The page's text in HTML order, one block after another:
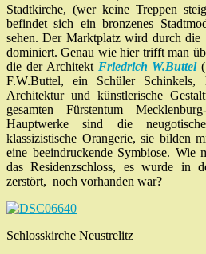
Stadtkirche, (wer keine Treppen
befindet sich ein bronzenes
sehen. Der Marktplatz wird durch die
dominiert. Genau wie hier trifft man
die der Architekt Friedrich W.Buttel
F.W.Buttel, ein Schüler
Architektur und künstlerische
gesamten Fürstentum
Hauptwerke sind die
klassizistische Orangerie, sie bilden
eine beeindruckende Symbiose. Wie
das Residenzschloss, es wurde in
zerstört, noch vorhanden war?
Schlosskirche Neustrelitz